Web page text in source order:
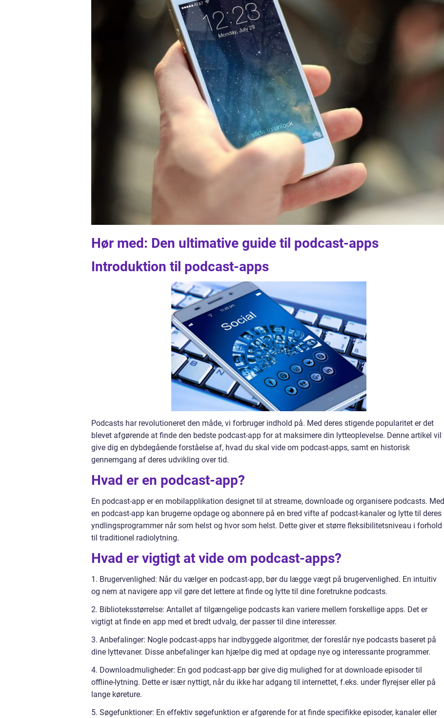
Hør med: Den ultimative guide til podcast-apps
Introduktion til podcast-apps
Podcasts har revolutioneret den måde, vi forbruger indhold på. Med deres stigende popularitet er det
blevet afgørende at finde den bedste podcast-app for at maksimere din lytteoplevelse. Denne artikel vil
give dig en dybdegående forståelse af, hvad du skal vide om podcast-apps, samt en historisk
gennemgang af deres udvikling over tid.
Hvad er en podcast-app?
En podcast-app er en mobilapplikation designet til at streame, downloade og organisere podcasts. Med
en podcast-app kan brugerne opdage og abonnere på en bred vifte af podcast-kanaler og lytte til deres
yndlingsprogrammer når som helst og hvor som helst. Dette giver et større fleksibilitetsniveau i forhold
til traditionel radiolytning.
Hvad er vigtigt at vide om podcast-apps?
1. Brugervenlighed: Når du vælger en podcast-app, bør du lægge vægt på brugervenlighed. En intuitiv
og nem at navigere app vil gøre det lettere at finde og lytte til dine foretrukne podcasts.
2. Biblioteksstørrelse: Antallet af tilgængelige podcasts kan variere mellem forskellige apps. Det er
vigtigt at finde en app med et bredt udvalg, der passer til dine interesser.
3. Anbefalinger: Nogle podcast-apps har indbyggede algoritmer, der foreslår nye podcasts baseret på
dine lyttevaner. Disse anbefalinger kan hjælpe dig med at opdage nye og interessante programmer.
4. Downloadmuligheder: En god podcast-app bør give dig mulighed for at downloade episoder til
offline-lytning. Dette er især nyttigt, når du ikke har adgang til internettet, f.eks. under flyrejser eller på
lange køreture.
5. Søgefunktioner: En effektiv søgefunktion er afgørende for at finde specifikke episoder, kanaler eller